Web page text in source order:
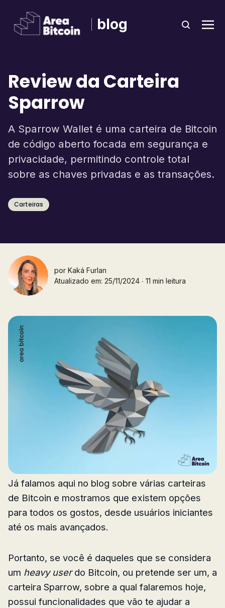
blog
Review da Carteira
Sparrow
A Sparrow Wallet é uma carteira de Bitcoin
de código aberto focada em segurança e
privacidade, permitindo controle total
sobre as chaves privadas e as transações.
Carteiras
por Kaká Furlan
Atualizado em: 25/11/2024 ∙ 11 min leitura
Já falamos aqui no blog sobre várias carteiras
de Bitcoin e mostramos que existem opções
para todos os gostos, desde usuários iniciantes
até os mais avançados.
Portanto, se você é daqueles que se considera
um heavy userdo Bitcoin, ou pretende ser um, a
carteira Sparrow, sobre a qual falaremos hoje,
possui funcionalidades que vão te ajudar a